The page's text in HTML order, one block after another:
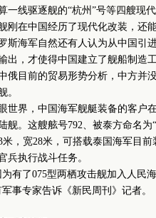
一线驱逐舰的“杭州”号等四艘现
刚在中国经历了现代化改装，还
斯海军自然还有人认为从中国引
出，才使得中国建立了舰船制造
目前的贸易形势分析，中方并没
。
界，中国海军舰艇装备的客户在
舰。这艘舷号792、被泰方命名
米，宽28米，可搭载泰国海军目
兵执行战斗任务。
了075型两栖攻击舰加入人民海
事专家告诉《新民周刊》记者。